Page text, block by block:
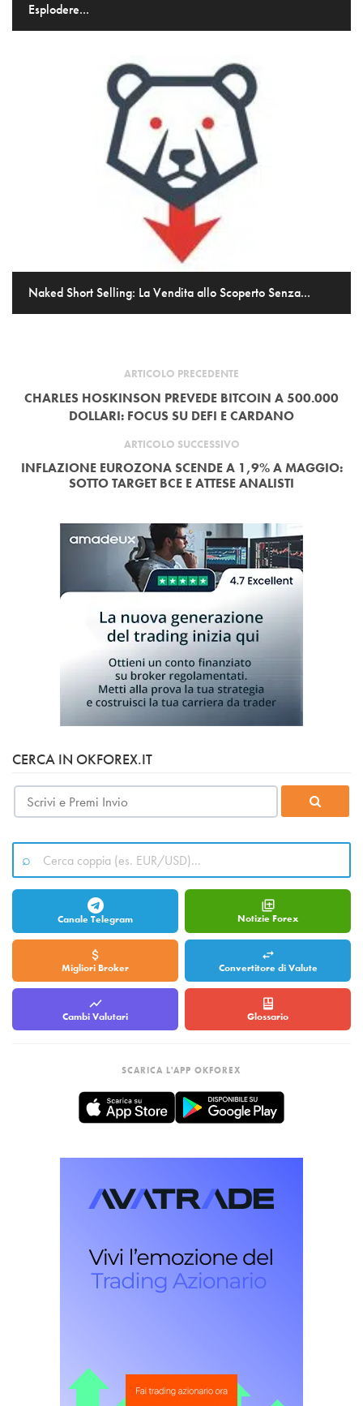
Esplodere...
Naked Short Selling: La Vendita allo Scoperto Senza...
ARTICOLO PRECEDENTE
CHARLES HOSKINSON PREVEDE BITCOIN A 500.000
DOLLARI: FOCUS SU DEFI E CARDANO
ARTICOLO SUCCESSIVO
INFLAZIONE EUROZONA SCENDE A 1,9% A MAGGIO:
SOTTO TARGET BCE E ATTESE ANALISTI
CERCA IN OKFOREX.IT
Canale Telegram Notizie Forex
Migliori Broker Convertitore di Valute
Cambi Valutari Glossario
SCARICA L'APP OKFOREX